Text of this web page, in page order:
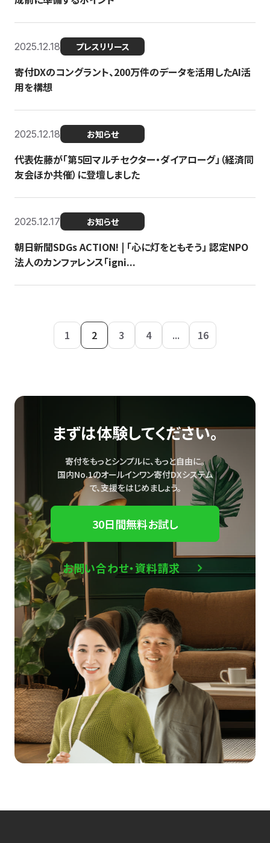
2025.12.18 プレスリリース
寄付DXのコングラント、200万件のデータを活用したAI活
用を構想
2025.12.18 お知らせ
代表佐藤が「第5回マルチセクター・ダイアローグ」（経済同
友会ほか共催）に登壇しました
2025.12.17 お知らせ
朝日新聞SDGs ACTION! | 「心に灯をともそう」 認定NPO
法人のカンファレンス「igni...
1 2 3 4 ... 16
まずは体験してください。
寄付をもっとシンプルに、もっと自由に。
国内No.1のオールインワン寄付DXシステム
で、支援をはじめましょう。
30日間無料お試し
お問い合わせ・資料請求